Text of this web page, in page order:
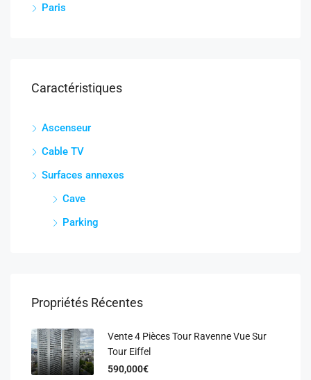
Paris
Caractéristiques
Ascenseur
Cable TV
Surfaces annexes
Cave
Parking
Propriétés Récentes
Vente 4 Pièces Tour Ravenne Vue Sur
Tour Eiffel
590,000€